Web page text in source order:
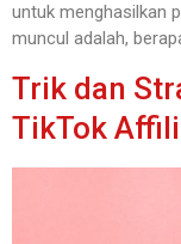
untuk menghasilkan
muncul adalah,
Trik dan
TikTok